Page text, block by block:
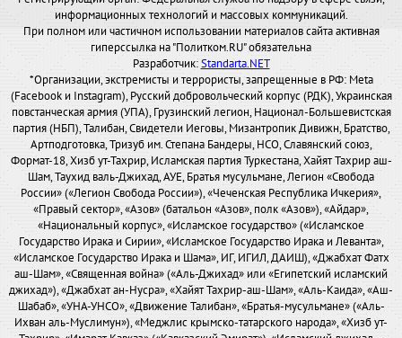
информационных технологий и массовых коммуникаций.
При полном или частичном использовании материалов сайта активная
гиперссылка на "Политком.RU" обязательна
Разработчик:Standarta.NET
*Организации, экстремисты и террористы, запрещенные в РФ: Meta
(Facebook и Instagram), Русский добровольческий корпус (РДК), Украинская
повстанческая армия (УПА), Грузинский легион, Национал-Большевистская
партия (НБП), Талибан, Свидетели Иеговы, Мизантропик Дивижн, Братство,
Артподготовка, Тризуб им. Степана Бандеры, НСО, Славянский союз,
Формат-18, Хизб ут-Тахрир, Исламская партия Туркестана, Хайят Тахрир аш-
Шам, Таухид валь-Джихад, АУЕ, Братья мусульмане, Легион «Свобода
России» («Легион Свобода России»), «Чеченская Республика Ичкерия»,
«Правый сектор», «Азов» (батальон «Азов», полк «Азов»), «Айдар»,
«Национальный корпус», «Исламское государство» («Исламское
Государство Ирака и Сирии», «Исламское Государство Ирака и Леванта»,
«Исламское Государство Ирака и Шама», ИГ, ИГИЛ, ДАИШ), «Джабхат Фатх
аш-Шам», «Священная война» («Аль-Джихад» или «Египетский исламский
джихад»), «Джабхат ан-Нусра», «Хайят Тахрир-аш-Шам», «Аль-Каида», «Аш-
Шабаб», «УНА-УНСО», «Движение Талибан», «Братья-мусульмане» («Аль-
Ихван аль-Муслимун»), «Меджлис крымско-татарского народа», «Хизб ут-